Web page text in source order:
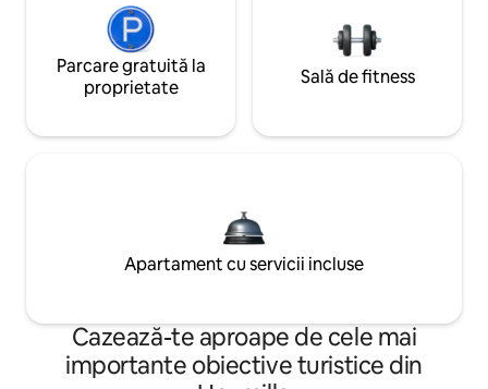
Parcare gratuită la
proprietate
Sală de fitness
Apartament cu servicii incluse
Cazează-te aproape de cele mai
importante obiective turistice din